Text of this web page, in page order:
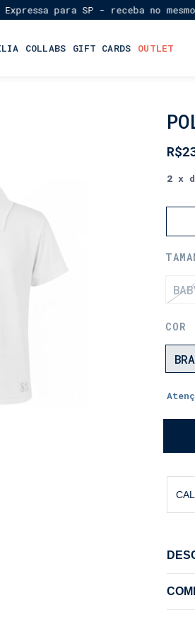
para SP - receba no mesmo
COLLABS GIFT CARDS OUTLET
INÍCIO
•
•
2 x
COR